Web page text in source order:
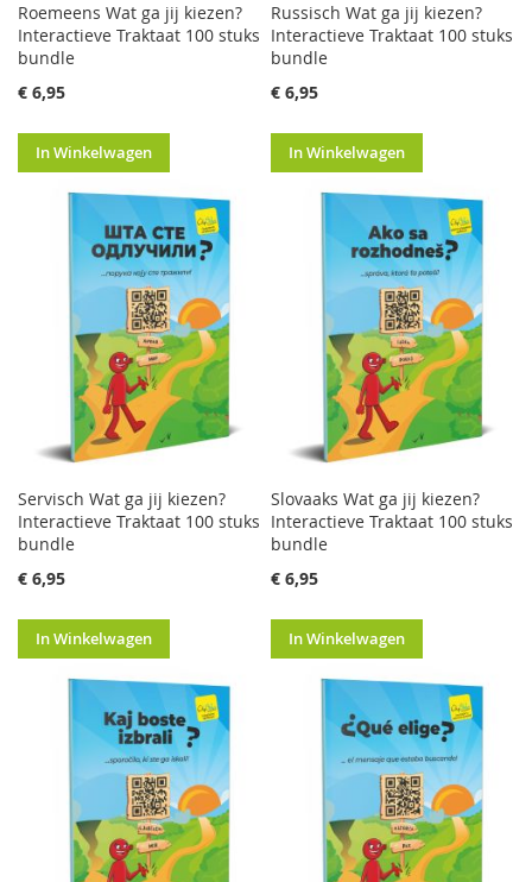
Roemeens Wat ga jij kiezen?
Interactieve Traktaat 100 stuks
bundle
€ 6,95
In Winkelwagen
Russisch Wat ga jij kiezen?
Interactieve Traktaat 100 stuks
bundle
€ 6,95
In Winkelwagen
Servisch Wat ga jij kiezen?
Interactieve Traktaat 100 stuks
bundle
€ 6,95
In Winkelwagen
Slovaaks Wat ga jij kiezen?
Interactieve Traktaat 100 stuks
bundle
€ 6,95
In Winkelwagen